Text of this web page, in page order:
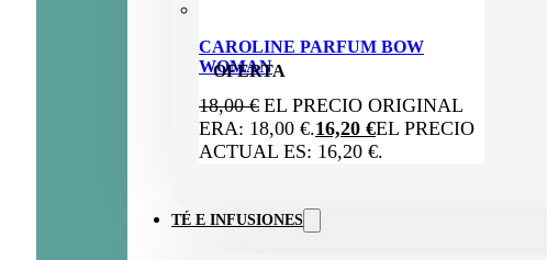
OFERTA
CAROLINE PARFUM BOW
WOMAN
18,00€ EL PRECIO ORIGINAL
ERA: 18,00 €.16,20 €EL PRECIO
ACTUAL ES: 16,20 €.
TÉ E INFUSIONES